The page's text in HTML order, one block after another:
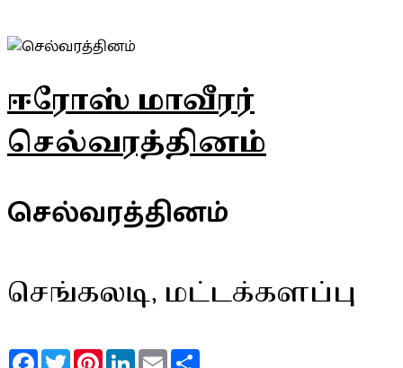
ஈரோஸ் மாவீரர்
செல்வரத்தினம்
செல்வரத்தினம்
செங்கலடி, மட்டக்களப்பு
FacebookTwitterPinterestLinkedInEmail